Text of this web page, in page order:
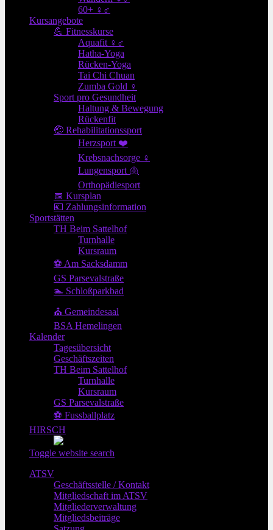
60+ ♀♂
Kursangebote
💪 Fitnesskurse
Aquafit ♀♂
Hatha-Yoga
Rücken-Yoga
Tai Chi Chuan
Zumba Gold ♀
Sport pro Gesundheit
Haltung & Bewegung
Rückenfit
🤕 Rehabilitationssport
Herzsport ❤️
Krebsnachsorge ♀
Lungensport 🫁
Orthopädiesport
📅 Kursplan
💶 Zahlungsinformation
Sportstätten
TH Beim Sattelhof
Turnhalle
Kursraum
⚽ Am Sacksdamm
GS Parsevalstraße
🏊 Schloßparkbad
⛪ Gemeindesaal
BSA Hemelingen
Kalender
Tagesübersicht
Geschäftszeiten
TH Beim Sattelhof
Turnhalle
Kursraum
GS Parsevalstraße
⚽ Fussballplatz
HIRSCH
Toggle website search
ATSV
Geschäftsstelle / Kontakt
Mitgliedschaft im ATSV
Mitgliederverwaltung
Mitgliedsbeiträge